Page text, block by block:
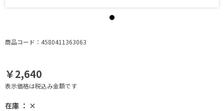
商品コード：4580411363063
￥2,640
表示価格は税込み金額です
在庫 ： ×